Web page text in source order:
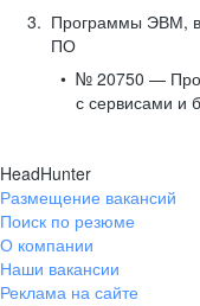
Программы ЭВМ,
ПО
№ 20750 —
с сервисами и
HeadHunter
Размещение вакансий
Поиск по резюме
О компании
Наши вакансии
Реклама на сайте